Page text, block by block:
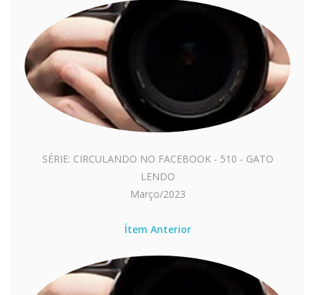
SÉRIE: CIRCULANDO NO FACEBOOK - 510 - GATO
LENDO
Março/2023
Ítem Anterior